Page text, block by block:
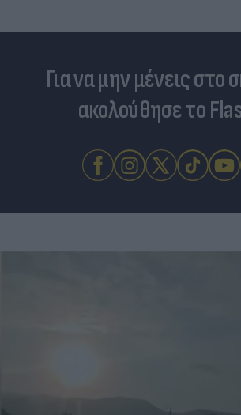
Για να μην μένεις στο
ακολούθησε το